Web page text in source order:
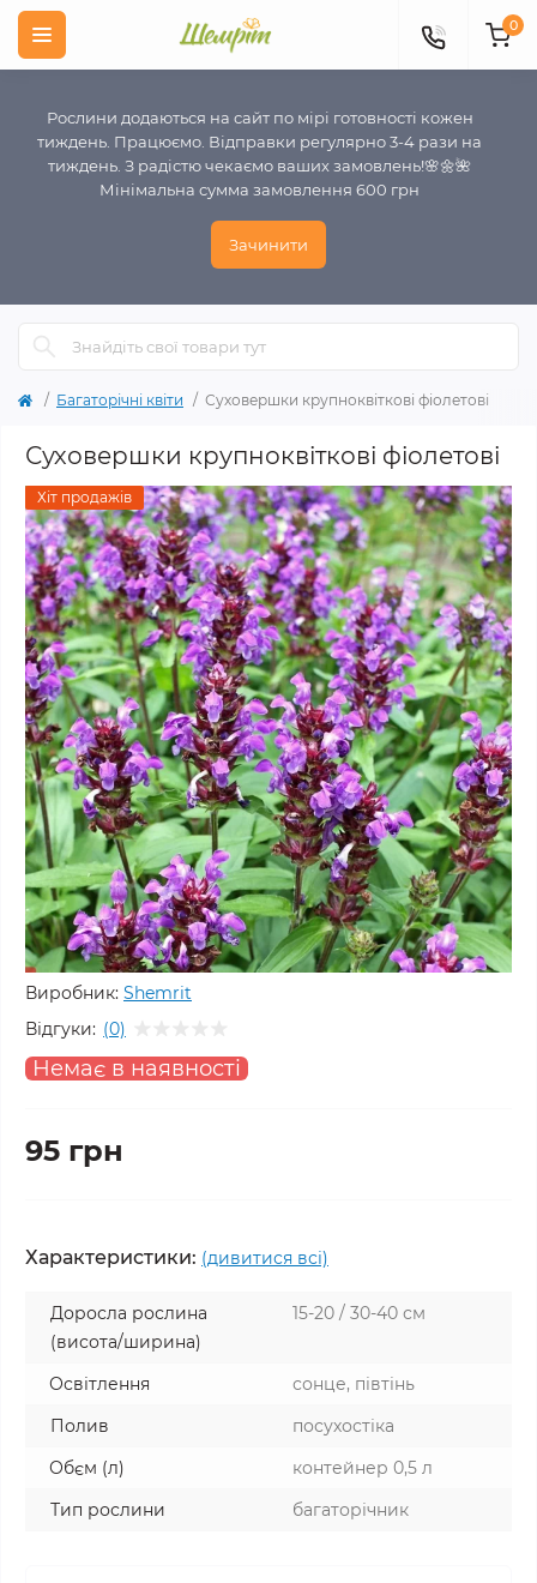
Рослини додаються на сайт по мірі готовності кожен
тиждень. Працюємо. Відправки регулярно 3-4 рази на
тиждень. З радістю чекаємо ваших замовлень!🌸🌼🌺
Мінімальна сумма замовлення 600 грн
Зачинити
0
Багаторічні квіти Суховершки крупноквіткові фіолетові
Суховершки крупноквіткові фіолетові
Хіт продажів
Виробник: Shemrit
Відгуки: (0)
Немає в наявності
95 грн
Характеристики: (дивитися всі)
Доросла рослина
(висота/ширина)
15-20 / 30-40 см
Освітлення
сонце, півтінь
Полив
посухостіка
Обєм (л)
контейнер 0,5 л
Тип рослини
багаторічник